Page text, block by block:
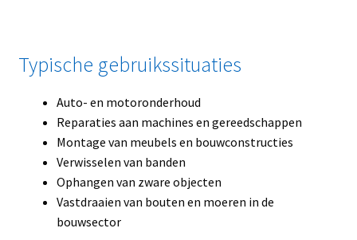
Typische gebruikssituaties
Auto- en motoronderhoud
Reparaties aan machines en gereedschappen
Montage van meubels en bouwconstructies
Verwisselen van banden
Ophangen van zware objecten
Vastdraaien van bouten en moeren in de
bouwsector